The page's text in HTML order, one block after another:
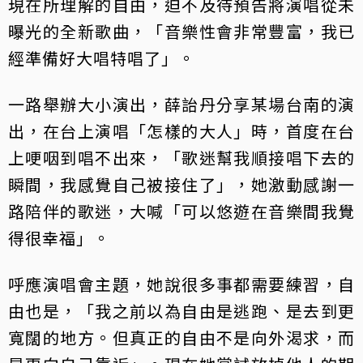
曝光的全新歌曲，「音樂性會非常豐富，我已
經準備好大唱特唱了」。
一路舉辦大小演出，薛詒丹分享某場台南的演
出，在台上演唱「怎樣的大人」時，首度在台
上哽咽到唱不出來，「歌迷幫我順接唱下去的
瞬間，我感覺自己被接住了」，她激動感謝一
路陪伴的歌迷，大喊「可以悠遊在音樂間我覺
得很幸福」。
呼應演唱會主題，她說很多事都需要練習，自
由也是，「我之前以為自由是逃跑、是去到更
寬闊的地方。但真正的自由不是向外渴求，而